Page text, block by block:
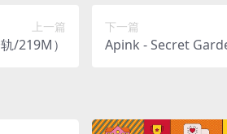
上一篇
/219M）
下一篇
Apink - Secret